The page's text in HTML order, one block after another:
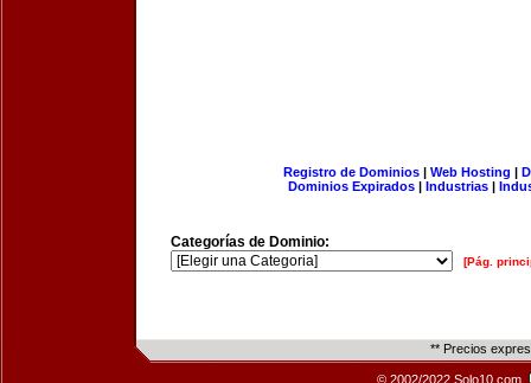
Registro de Dominios| Web Hosting |
Dominios Expirados | Industrias |
Categorías de Dominio:
[Pág.
** Precios
© 2002/2022 Solo10.com